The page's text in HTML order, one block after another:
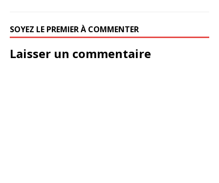
SOYEZ LE PREMIER À COMMENTER
Laisser un commentaire